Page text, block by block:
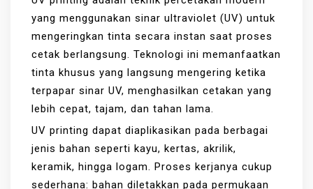
yang menggunakan sinar ultraviolet (UV) untuk
mengeringkan tinta secara instan saat proses
cetak berlangsung. Teknologi ini memanfaatkan
tinta khusus yang langsung mengering ketika
terpapar sinar UV, menghasilkan cetakan yang
lebih cepat, tajam, dan tahan lama.
UV printing dapat diaplikasikan pada berbagai
jenis bahan seperti kayu, kertas, akrilik,
keramik, hingga logam. Proses kerjanya cukup
sederhana: bahan diletakkan pada permukaan